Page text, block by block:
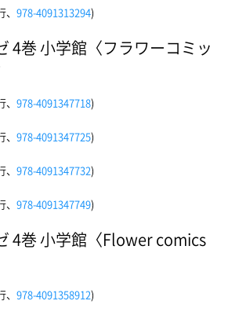
978-4091313294)
4巻 小学館〈フラワーコミッ
978-4091347718)
978-4091347725)
978-4091347732)
978-4091347749)
4巻 小学館〈Flower comics
978-4091358912)